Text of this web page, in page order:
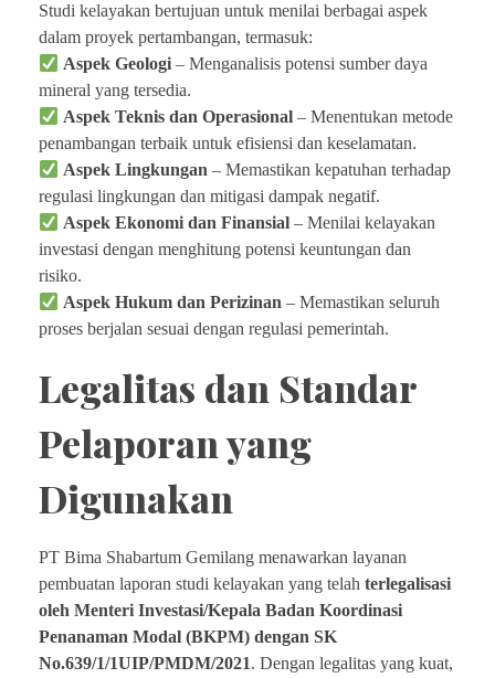
Studi kelayakan bertujuan untuk menilai berbagai aspek
dalam proyek pertambangan, termasuk:
Aspek Geologi – Menganalisis potensi sumber daya
mineral yang tersedia.
Aspek Teknis dan Operasional – Menentukan metode
penambangan terbaik untuk efisiensi dan keselamatan.
Aspek Lingkungan – Memastikan kepatuhan terhadap
regulasi lingkungan dan mitigasi dampak negatif.
Aspek Ekonomi dan Finansial – Menilai kelayakan
investasi dengan menghitung potensi keuntungan dan
risiko.
Aspek Hukum dan Perizinan – Memastikan seluruh
proses berjalan sesuai dengan regulasi pemerintah.
Legalitas dan Standar
Pelaporan yang
Digunakan
PT Bima Shabartum Gemilang menawarkan layanan
pembuatan laporan studi kelayakan yang telah terlegalisasi
oleh Menteri Investasi/Kepala Badan Koordinasi
Penanaman Modal (BKPM) dengan SK
No.639/1/1UIP/PMDM/2021. Dengan legalitas yang kuat,